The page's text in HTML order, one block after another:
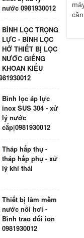
nước 0981930012
BÌNH LỌC TRỌNG
LỰC - BÌNH LỌC
HỞ THIẾT BỊ LỌC
NƯỚC GIẾNG
KHOAN KIỂU
Bình lọc áp lực
inox SUS 304 - xử
lý nước
cấp|0981930012
Tháp hấp thụ -
tháp hấp phụ - xử
lý khí thải
Thiết bị làm mềm
nước nồi hơi -
Bình trao đổi ion
0981930012